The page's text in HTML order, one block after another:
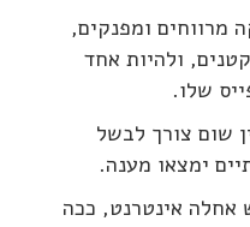
מרווחים ומפנקים,
ולהיות אחד
שלו.
שום צורך לבשל
ימצאו מענה.
אחלה אינטרנט, ככה